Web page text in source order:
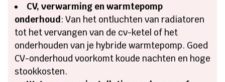
CV, verwarming en warmtepomp
onderhoud: Van het ontluchten van radiatoren
tot het vervangen van de cv-ketel of het
onderhouden van je hybride warmtepomp. Goed
CV-onderhoud voorkomt koude nachten en hoge
stookkosten.